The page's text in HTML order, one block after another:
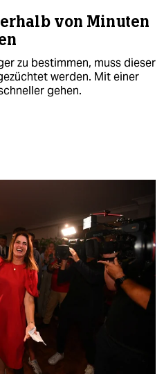
von Minuten
zu bestimmen, muss dieser
werden. Mit einer
gehen.